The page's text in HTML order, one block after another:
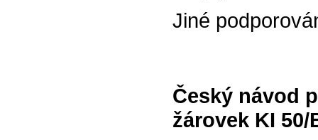
Jiné
Český návod
žárovek KI 50/